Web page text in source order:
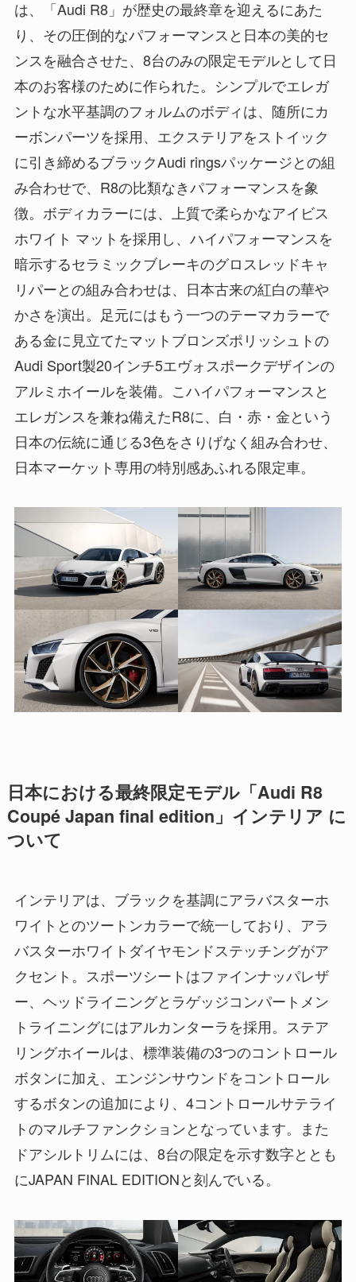
は、「Audi R8」が歴史の最終章を迎えるにあた
り、その圧倒的なパフォーマンスと日本の美的セ
ンスを融合させた、8台のみの限定モデルとして日
本のお客様のために作られた。シンプルでエレガ
ントな水平基調のフォルムのボディは、随所にカ
ーボンパーツを採用、エクステリアをストイック
に引き締めるブラックAudi ringsパッケージとの組
み合わせで、R8の比類なきパフォーマンスを象
徴。ボディカラーには、上質で柔らかなアイビス
ホワイト マットを採用し、ハイパフォーマンスを
暗示するセラミックブレーキのグロスレッドキャ
リパーとの組み合わせは、日本古来の紅白の華や
かさを演出。足元にはもう一つのテーマカラーで
ある金に見立てたマットブロンズポリッシュトの
Audi Sport製20インチ5エヴォスポークデザインの
アルミホイールを装備。こハイパフォーマンスと
エレガンスを兼ね備えたR8に、白・赤・金という
日本の伝統に通じる3色をさりげなく組み合わせ、
日本マーケット専用の特別感あふれる限定車。
日本における最終限定モデル「Audi R8
Coupé Japan final edition」インテリア に
ついて
インテリアは、ブラックを基調にアラバスターホ
ワイトとのツートンカラーで統一しており、アラ
バスターホワイトダイヤモンドステッチングがア
クセント。スポーツシートはファインナッパレザ
ー、ヘッドライニングとラゲッジコンパートメン
トライニングにはアルカンターラを採用。ステア
リングホイールは、標準装備の3つのコントロール
ボタンに加え、エンジンサウンドをコントロール
するボタンの追加により、4コントロールサテライ
トのマルチファンクションとなっています。また
ドアシルトリムには、8台の限定を示す数字ととも
にJAPAN FINAL EDITIONと刻んでいる。